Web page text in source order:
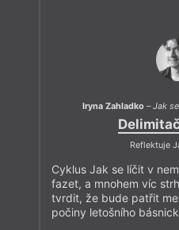
Iryna Zahladko –Jak
Reflektuje
Cyklus Jak se líčit v
fazet, a mnohem víc
tvrdit, že bude patřit
počiny letošního